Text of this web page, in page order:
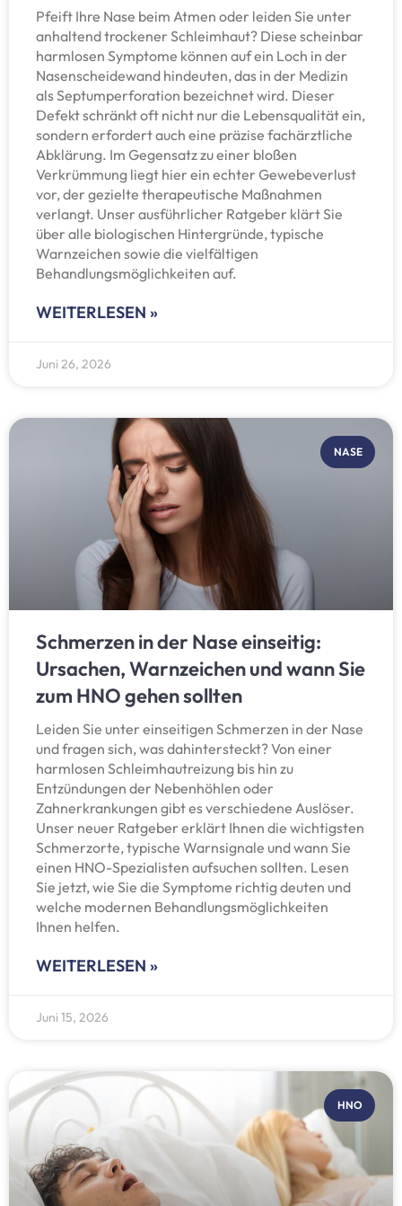
Pfeift Ihre Nase beim Atmen oder leiden Sie unter
anhaltend trockener Schleimhaut? Diese scheinbar
harmlosen Symptome können auf ein Loch in der
Nasenscheidewand hindeuten, das in der Medizin
als Septumperforation bezeichnet wird. Dieser
Defekt schränkt oft nicht nur die Lebensqualität ein,
sondern erfordert auch eine präzise fachärztliche
Abklärung. Im Gegensatz zu einer bloßen
Verkrümmung liegt hier ein echter Gewebeverlust
vor, der gezielte therapeutische Maßnahmen
verlangt. Unser ausführlicher Ratgeber klärt Sie
über alle biologischen Hintergründe, typische
Warnzeichen sowie die vielfältigen
Behandlungsmöglichkeiten auf.
WEITERLESEN »
Juni 26, 2026
NASE
Schmerzen in der Nase einseitig:
Ursachen, Warnzeichen und wann Sie
zum HNO gehen sollten
Leiden Sie unter einseitigen Schmerzen in der Nase
und fragen sich, was dahintersteckt? Von einer
harmlosen Schleimhautreizung bis hin zu
Entzündungen der Nebenhöhlen oder
Zahnerkrankungen gibt es verschiedene Auslöser.
Unser neuer Ratgeber erklärt Ihnen die wichtigsten
Schmerzorte, typische Warnsignale und wann Sie
einen HNO-Spezialisten aufsuchen sollten. Lesen
Sie jetzt, wie Sie die Symptome richtig deuten und
welche modernen Behandlungsmöglichkeiten
Ihnen helfen.
WEITERLESEN »
Juni 15, 2026
HNO